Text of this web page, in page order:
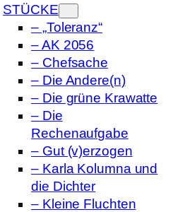
STÜCKE
– „Toleranz“
– AK 2056
– Chefsache
– Die Andere(n)
– Die grüne Krawatte
– Die
Rechenaufgabe
– Gut (v)erzogen
– Karla Kolumna und
die Dichter
– Kleine Fluchten